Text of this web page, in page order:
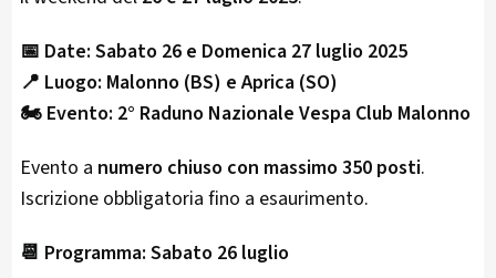
📅 Date: Sabato 26 e Domenica 27 luglio 2025
📍 Luogo: Malonno (BS) e Aprica (SO)
🏍️ Evento: 2° Raduno Nazionale Vespa Club Malonno
Evento a numero chiuso con massimo 350 posti.
Iscrizione obbligatoria fino a esaurimento.
📆 Programma: Sabato 26 luglio